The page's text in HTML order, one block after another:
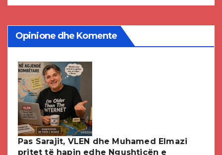
Opinione dhe Komente
Pas Sarajit, VLEN dhe Muhamed Elmazi
pritet të hapin edhe Ngushticën e